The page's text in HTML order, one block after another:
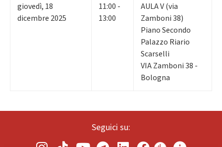
giovedì, 18
dicembre 2025
11:00 -
13:00
AULA V (via
Zamboni 38)
Piano Secondo
Palazzo Riario
Scarselli
VIA Zamboni 38 -
Bologna
Seguici su: